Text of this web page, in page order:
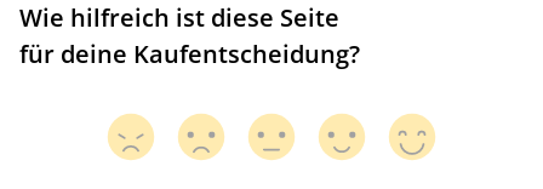
Wie hilfreich ist diese Seite
für deine Kaufentscheidung?